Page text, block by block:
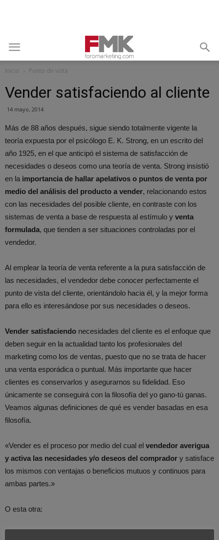
Inicio Punto de vista
Vender satisfaciendo al cliente
14 mayo, 2014
Más de 88 años después, sigue siendo totalmente vigente la
teoría expuesta por el psicólogo E. K. Strong, en un escrito del
año 1925, en el que anticipó el sistema de satisfacción de
necesidades o deseos como una teoría de venta. Strong insistió
en la importancia de hallar apelativos o puntos de venta por
medio del análisis del producto a vender, relacionando estos
con las necesidades del posible cliente, en contraste con los
sistemas de venta a base de respuesta al estímulo y venta
formulada, que tienden a ser situaciones controladas por el
vendedor.
Al emplear la teoría de venta referente a la pura satisfacción de
las necesidades, el vendedor debe conocer perfectamente el
punto de vista del cliente, orientándolo hacia él, y la mejor forma
para ello es interesándose por sus necesidades o deseos.
Vender satisfaciendo necesidades del cliente es el enfoque que
deben seguir en la actualidad tanto los profesionales del
marketing como los de ventas, puesto que no se trata de hacer
una venta esporádica o puntual. Más importante que hacer
clientes es conservarlos y asegurarnos su fidelidad. Eso
únicamente se conseguirá con la filosofía del yo gano-tú ganas.
Veamos algunas definiciones de qué es vender basadas en esa
filosofía.
«Vender es el proceso por medio del cual el vendedor averigua
y activa las necesidades y/o deseos del comprador y satisface
los mismos con ventajas o beneficios mutuos y continuos para
ambas partes.»
O esta otra: